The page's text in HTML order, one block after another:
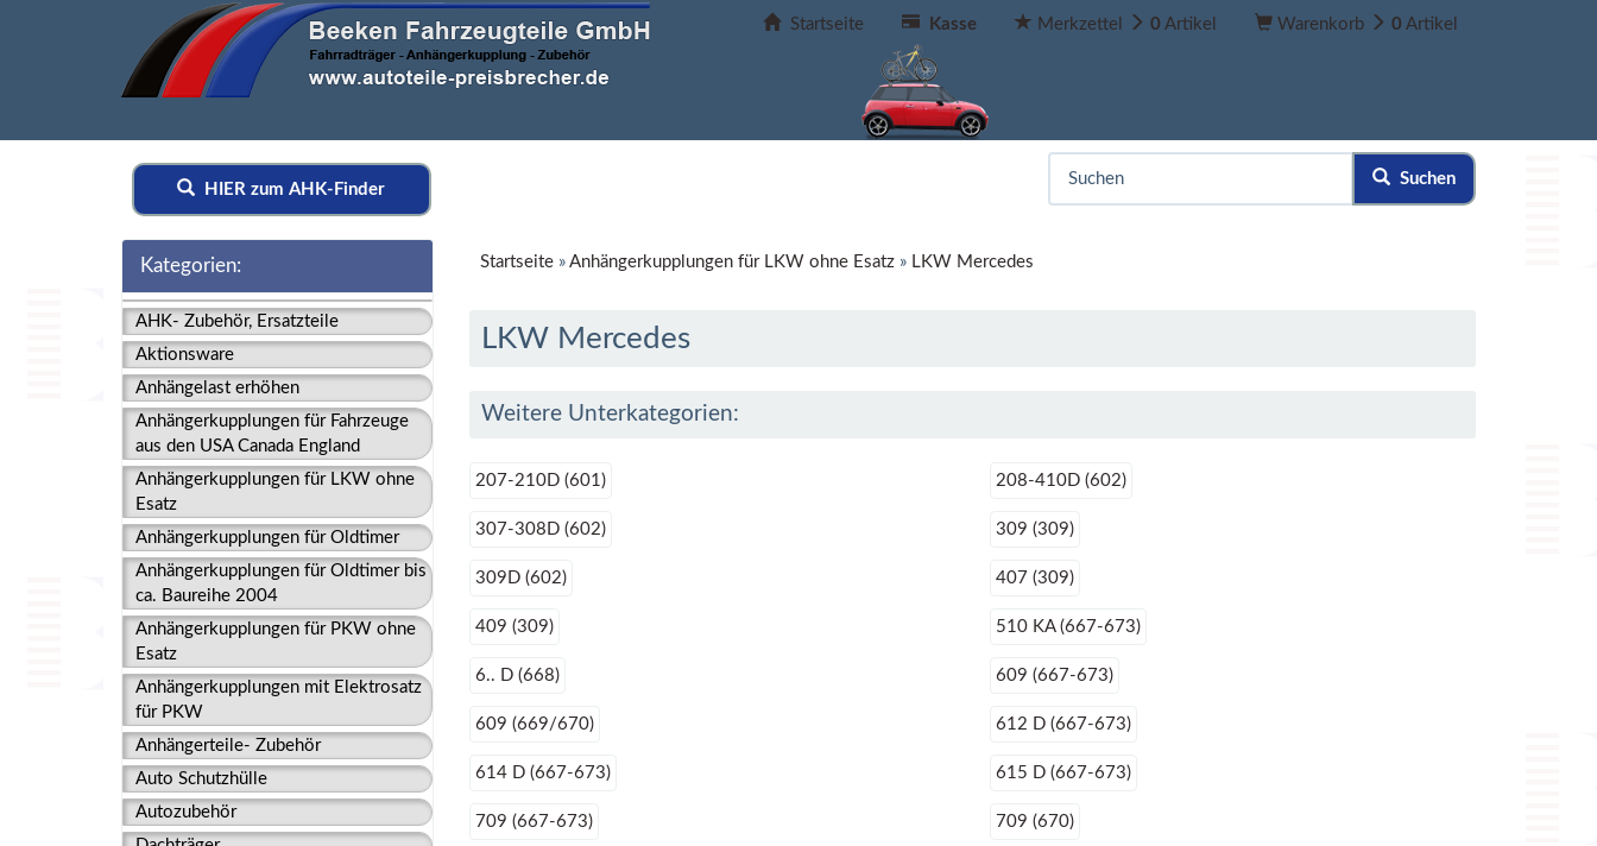
Startseite Kasse Merkzettel 0 Artikel Warenkorb 0 Artikel
Suchen
HIER zum AHK-Finder
Kategorien:
AHK- Zubehör, Ersatzteile
Aktionsware
Anhängelast erhöhen
Anhängerkupplungen für Fahrzeuge
aus den USA Canada England
Anhängerkupplungen für LKW ohne
Esatz
Anhängerkupplungen für Oldtimer
Anhängerkupplungen für Oldtimer bis
ca. Baureihe 2004
Anhängerkupplungen für PKW ohne
Esatz
Anhängerkupplungen mit Elektrosatz
für PKW
Anhängerteile- Zubehör
Auto Schutzhülle
Autozubehör
Startseite» Anhängerkupplungen für LKW ohne Esatz» LKW Mercedes
LKW Mercedes
Weitere Unterkategorien:
207-210D (601) 208-410D (602)
307-308D (602) 309 (309)
309D (602) 407 (309)
409 (309) 510 KA (667-673)
6.. D (668) 609 (667-673)
609 (669/670) 612 D (667-673)
614 D (667-673) 615 D (667-673)
709 (667-673) 709 (670)